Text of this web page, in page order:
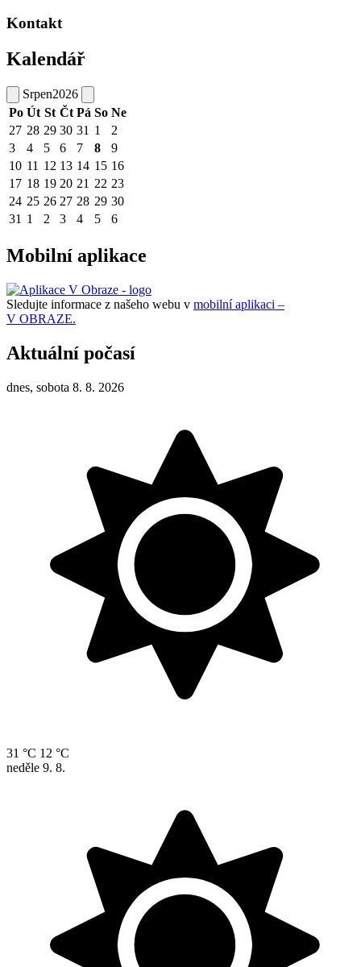
Kontakt
Kalendář
Srpen2026
Po Út St Čt Pá So Ne
27 28 29 30 31 1
2
3
4 5 6 7 8
9
10 11 12 13 14 15 16
17 18 19 20 21 22 23
24 25 26 27 28 29 30
31 1 2 3 4 5 6
Mobilní aplikace
Sledujte informace z našeho webu v mobilní aplikaci –
V OBRAZE.
Aktuální počasí
dnes, sobota 8. 8. 2026
31 °C 12 °C
neděle 9. 8.